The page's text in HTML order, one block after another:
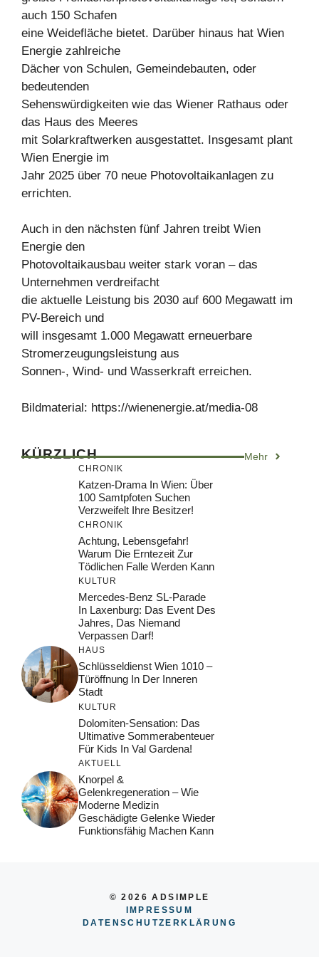
auch 150 Schafen
eine Weidefläche bietet. Darüber hinaus hat Wien
Energie zahlreiche
Dächer von Schulen, Gemeindebauten, oder
bedeutenden
Sehenswürdigkeiten wie das Wiener Rathaus oder
das Haus des Meeres
mit Solarkraftwerken ausgestattet. Insgesamt plant
Wien Energie im
Jahr 2025 über 70 neue Photovoltaikanlagen zu
errichten.
Auch in den nächsten fünf Jahren treibt Wien
Energie den
Photovoltaikausbau weiter stark voran – das
Unternehmen verdreifacht
die aktuelle Leistung bis 2030 auf 600 Megawatt im
PV-Bereich und
will insgesamt 1.000 Megawatt erneuerbare
Stromerzeugungsleistung aus
Sonnen-, Wind- und Wasserkraft erreichen.
Bildmaterial: https://wienenergie.at/media-08
KÜRZLICH Mehr
CHRONIK
Katzen-Drama In Wien: Über
100 Samtpfoten Suchen
Verzweifelt Ihre Besitzer!
CHRONIK
Achtung, Lebensgefahr!
Warum Die Erntezeit Zur
Tödlichen Falle Werden Kann
KULTUR
Mercedes-Benz SL-Parade
In Laxenburg: Das Event Des
Jahres, Das Niemand
Verpassen Darf!
HAUS
Schlüsseldienst Wien 1010 –
Türöffnung In Der Inneren
Stadt
KULTUR
Dolomiten-Sensation: Das
Ultimative Sommerabenteuer
Für Kids In Val Gardena!
AKTUELL
Knorpel &
Gelenkregeneration – Wie
Moderne Medizin
Geschädigte Gelenke Wieder
Funktionsfähig Machen Kann
© 2026 ADSIMPLE
IMPRESSUM
DATENSCHUTZERKLÄRUNG